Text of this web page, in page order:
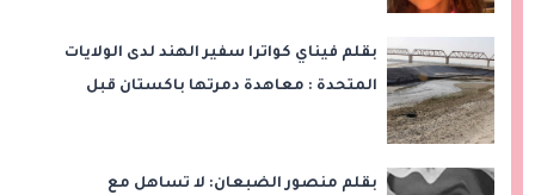
بقلم فيناي كواترا سفير الهند لدى الولايات
المتحدة : معاهدة دمرتها باكستان قبل
بقلم منصور الضبعان: لا تساهل مع